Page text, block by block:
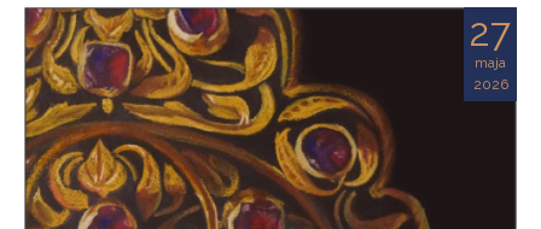
27
maja
2026